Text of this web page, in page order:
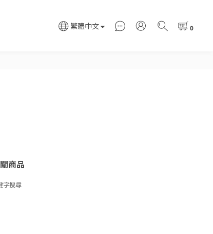
繁體中文
商品
字搜尋